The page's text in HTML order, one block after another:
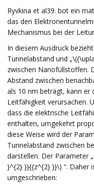
Ryvkina et al39. bot ein
das den
Mechanismus bei der
In diesem Ausdruck
Tunnelabstand und
zwischen Nanofüllstoffen.
Abstand zwischen
als 10 nm beträgt, kann er
Leitfähigkeit verursachen.
dass die elektrische
enthalten, umgekehrt
diese Weise wird der
Tunnelabstand zwischen
darstellen. Der Parameter
}^{2} }}{{z^{2} }}\) “. Daher
umgeschrieben: